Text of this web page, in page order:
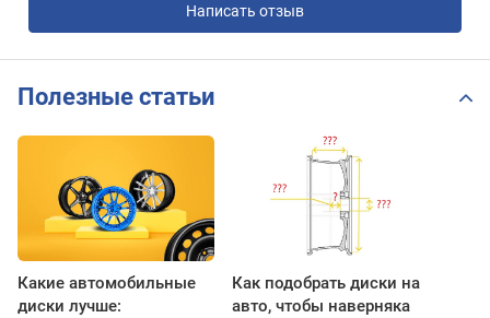
Написать отзыв
Полезные статьи
Какие автомобильные
диски лучше:
Как подобрать диски на
авто, чтобы наверняка